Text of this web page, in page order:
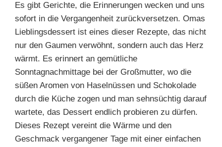
Es gibt Gerichte, die Erinnerungen wecken und uns
sofort in die Vergangenheit zurückversetzen. Omas
Lieblingsdessert ist eines dieser Rezepte, das nicht
nur den Gaumen verwöhnt, sondern auch das Herz
wärmt. Es erinnert an gemütliche
Sonntagnachmittage bei der Großmutter, wo die
süßen Aromen von Haselnüssen und Schokolade
durch die Küche zogen und man sehnsüchtig darauf
wartete, das Dessert endlich probieren zu dürfen.
Dieses Rezept vereint die Wärme und den
Geschmack vergangener Tage mit einer einfachen